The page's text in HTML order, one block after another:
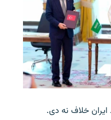
ایران خلاف نه دی.